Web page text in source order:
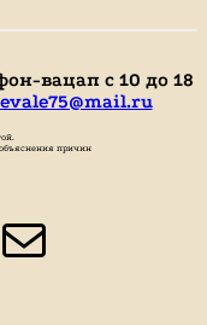
вацап с 10 до 18
причин
Почта